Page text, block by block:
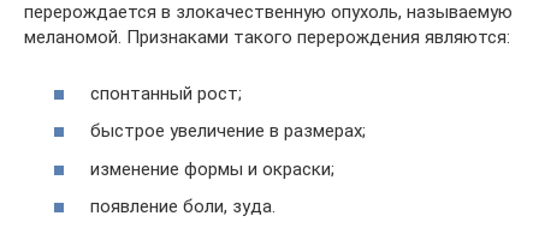
перерождается в злокачественную опухоль, называемую
меланомой. Признаками такого перерождения являются:
спонтанный рост;
быстрое увеличение в размерах;
изменение формы и окраски;
появление боли, зуда.